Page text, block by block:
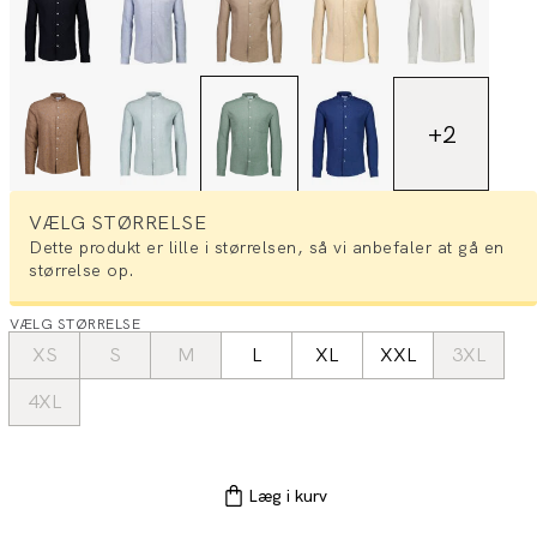
+2
VÆLG STØRRELSE
Dette produkt er lille i størrelsen, så vi anbefaler at gå en
størrelse op.
VÆLG STØRRELSE
XS S M L XL XXL
3XL
4XL
Læg i kurv